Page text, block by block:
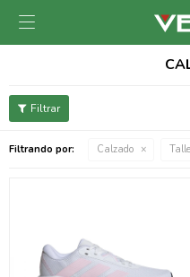

Filtrando por: Calzado